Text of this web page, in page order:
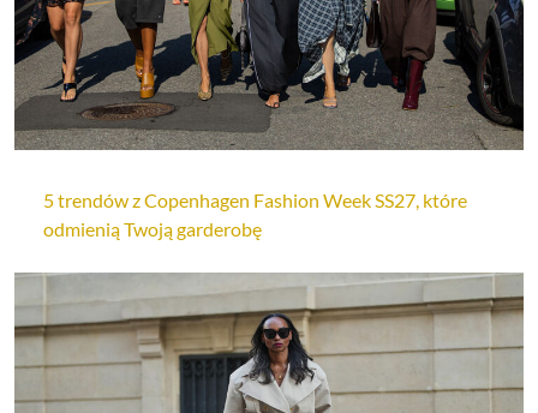
5 trendów z Copenhagen Fashion Week SS27, które
odmienią Twoją garderobę